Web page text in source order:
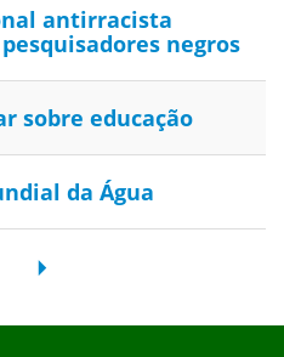
antirracista
negros
sobre educação
da Água